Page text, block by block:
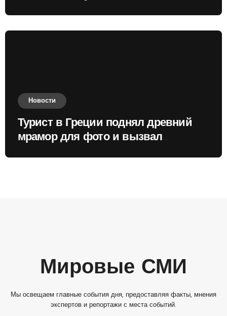
Новости
Турист в Греции поднял древний
мрамор для фото и вызвал
Мировые СМИ
Мы освещаем главные события дня, предоставляя факты, мнения
экспертов и репортажи с места событий.